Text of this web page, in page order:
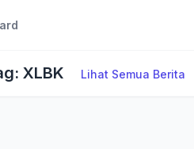
XLBK Lihat Semua Berita